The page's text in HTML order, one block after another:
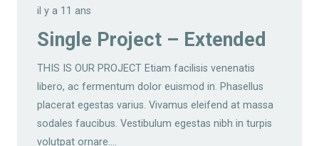
il y a 11 ans
Single Project – Extended
THIS IS OUR PROJECT Etiam facilisis venenatis
libero, ac fermentum dolor euismod in. Phasellus
placerat egestas varius. Vivamus eleifend at massa
sodales faucibus. Vestibulum egestas nibh in turpis
volutpat ornare.…